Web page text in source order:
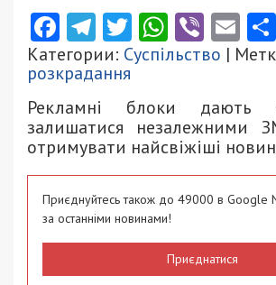
Facebook
Telegram
TwitterViber
Категории: Суспільство |
розкрадання
Рекламні блоки дають
залишатися незалежними
отримувати найсвіжіші
Приєднуйтесь також до 49000 в Google
за останніми новинами!
Приєднатися